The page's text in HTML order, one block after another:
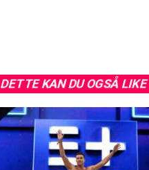
DETTE KAN DU OGSÅ LIKE